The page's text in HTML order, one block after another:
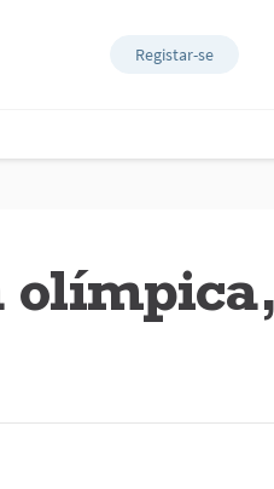
Registar-se
olímpica,